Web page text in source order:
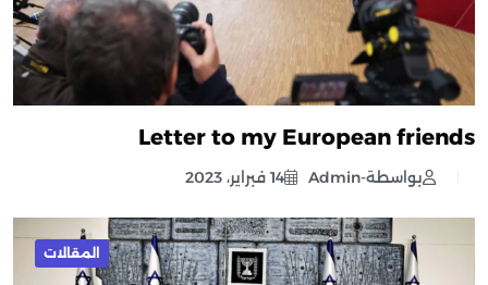
Letter to my European friends
بواسطة-Admin 14 فبراير، 2023
المقالات